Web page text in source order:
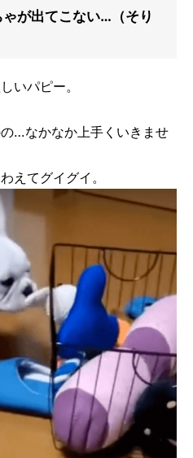
が出てこない…（そり
いパピー。
…なかなか上手くいきませ
えてグイグイ。